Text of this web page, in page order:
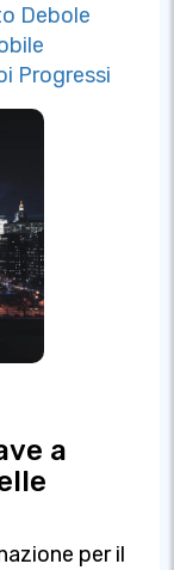
Debole
Progressi
a
per il